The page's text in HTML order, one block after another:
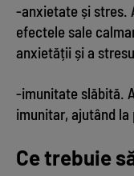
-anxietate și stres.
efectele sale
anxietății și a
-imunitate slăbită.
imunitar, ajutând
Ce trebuie